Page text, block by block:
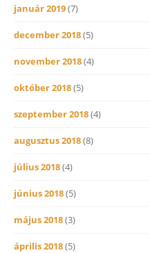
január 2019(7)
december 2018(5)
november 2018(4)
október 2018(5)
szeptember 2018(4)
augusztus 2018(8)
július 2018(4)
június 2018(5)
május 2018(3)
április 2018(5)